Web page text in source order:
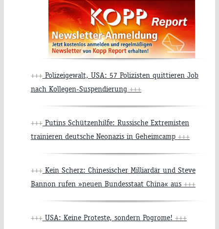
+++ Polizeigewalt, USA: 57 Polizisten quittieren Job
nach Kollegen-Suspendierung +++
+++ Putins Schützenhilfe: Russische Extremisten
trainieren deutsche Neonazis in Geheimcamp +++
+++ Kein Scherz: Chinesischer Milliardär und Steve
Bannon rufen »neuen Bundesstaat China« aus +++
+++ USA: Keine Proteste, sondern Pogrome! +++